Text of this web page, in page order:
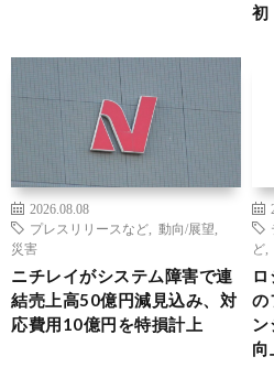
初
2026.08.08
プレスリリースなど
動向/展望
災害
ニチレイがシステム障害で連
結売上高50億円減見込み、対
応費用10億円を特損計上
ど
の
ン
向